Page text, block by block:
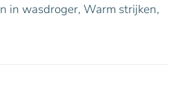
in wasdroger, Warm strijken,